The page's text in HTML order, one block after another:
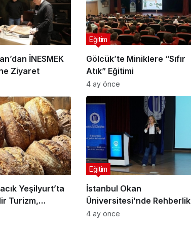
İNESMEK
Ziyaret
Gölcük’te Miniklere “Sıfır
Atık” Eğitimi
Eğitim
4 ay önce
Yeşilyurt’ta
Turizm,
ve
İstanbul Okan
Üniversitesi’nde Rehberlik
Semineri: Riskler ve Çözüm
Eğitim
4 ay önce